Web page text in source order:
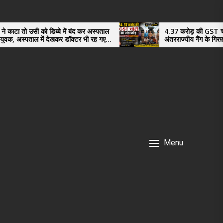
डिब्बे में बंद कर अस्पताल
डॉक्टर भी रह गए
4.37 करोड़ की GST चोरी का भंडाफोड़,
अंतरराज्यीय गैंग के गिरफ़्तार तीनो आरोपी
नगर के, साइबर ठगी छोड़ अपनाया नया तरी
Menu